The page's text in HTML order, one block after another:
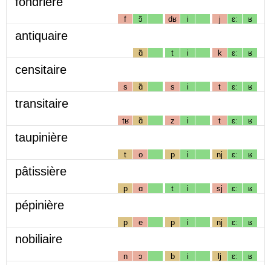
f ɔ̃ dʁ i j ɛː ʁ
antiquaire
ɑ̃ t i k ɛː ʁ
censitaire
s ɑ̃ s i t ɛː ʁ
transitaire
tʁ ɑ̃ z i t ɛː ʁ
taupinière
t o p i nj ɛː ʁ
pâtissière
p ɑ t i sj ɛː ʁ
pépinière
p e p i nj ɛː ʁ
nobiliaire
n ɔ b i lj ɛː ʁ